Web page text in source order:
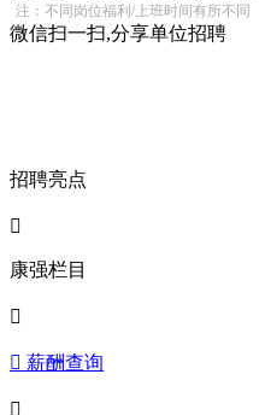
注：不同岗位福利/上班时间有所不同
微信扫一扫,分享单位招聘
招聘亮点

康强栏目

 薪酬查询
